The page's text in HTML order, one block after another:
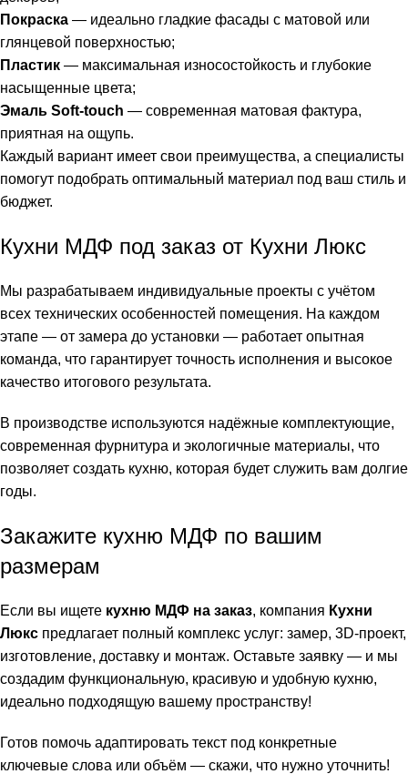
Покраска — идеально гладкие фасады с матовой или
глянцевой поверхностью;
Пластик — максимальная износостойкость и глубокие
насыщенные цвета;
Эмаль Soft-touch — современная матовая фактура,
приятная на ощупь.
Каждый вариант имеет свои преимущества, а специалисты
помогут подобрать оптимальный материал под ваш стиль и
бюджет.
Кухни МДФ под заказ от Кухни Люкс
Мы разрабатываем индивидуальные проекты с учётом
всех технических особенностей помещения. На каждом
этапе — от замера до установки — работает опытная
команда, что гарантирует точность исполнения и высокое
качество итогового результата.
В производстве используются надёжные комплектующие,
современная фурнитура и экологичные материалы, что
позволяет создать кухню, которая будет служить вам долгие
годы.
Закажите кухню МДФ по вашим
размерам
Если вы ищете кухню МДФ на заказ, компания Кухни
Люкс предлагает полный комплекс услуг: замер, 3D-проект,
изготовление, доставку и монтаж. Оставьте заявку — и мы
создадим функциональную, красивую и удобную кухню,
идеально подходящую вашему пространству!
Готов помочь адаптировать текст под конкретные
ключевые слова или объём — скажи, что нужно уточнить!